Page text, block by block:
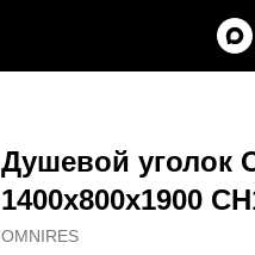
Душевой уголок
1400х800x1900
OMNIRES